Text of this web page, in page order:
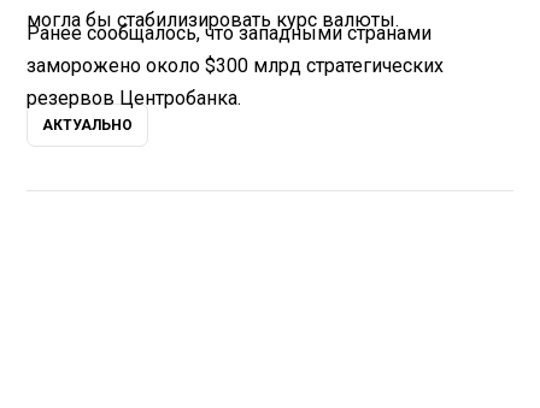
могла бы стабилизировать курс валюты.
Ранее сообщалось, что западными странами
заморожено около $300 млрд стратегических
резервов Центробанка.
АКТУАЛЬНО